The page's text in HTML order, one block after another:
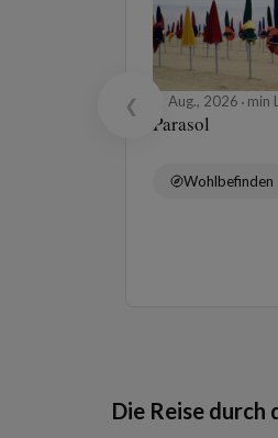
❮ 8, Aug., 2026 min
Parasol
Wohlbefinden
Die Reise durch